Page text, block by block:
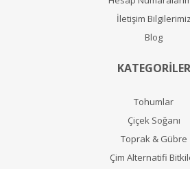
İletişim Bilgilerimiz
Blog
KATEGORİLER
Tohumlar
Çiçek Soğanı
Toprak & Gübre
Çim Alternatifi